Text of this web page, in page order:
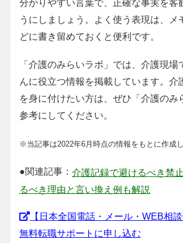
うにしましょう。よく使う表現は、メ
どに書き留めておくと便利です。
「介護のみらいラボ」では、介護現場
んに役立つ情報を掲載しています。介
を身に付けたい方は、ぜひ「介護のみ
参考にしてください。
※当記事は2022年6月時点の情報をもとに作成
●関連記事： 介護記録で避けるべき禁
るべき理由と言い換え例も解説
【日本全国電話・メール・WEB相
無料転職サポートに申し込む